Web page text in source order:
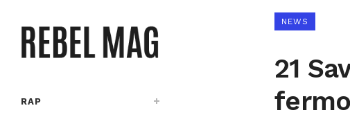
RAP
NEWS
21
fermo